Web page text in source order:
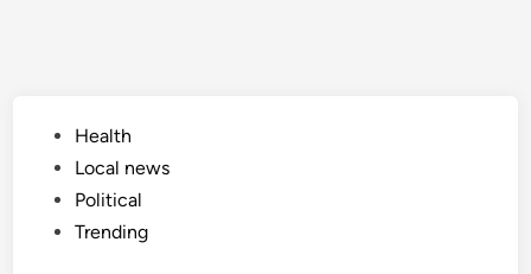
PostedHealth
Local news
Political
Trending